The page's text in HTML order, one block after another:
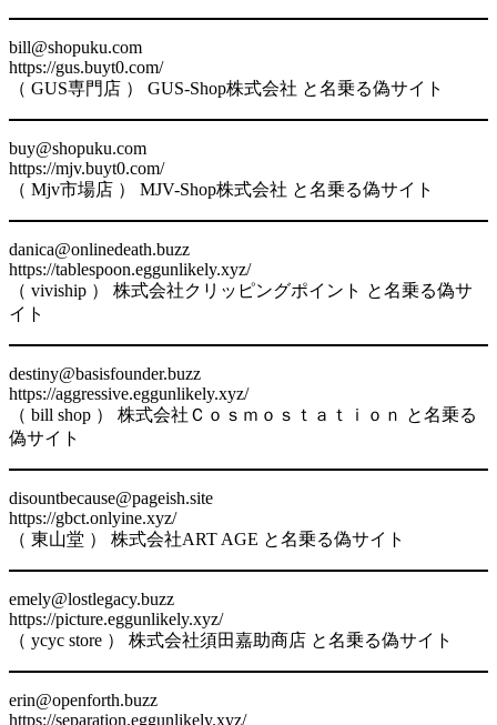
bill@shopuku.com
https://gus.buyt0.com/
（ GUS専門店 ） GUS-Shop株式会社 と名乗る偽サイト
buy@shopuku.com
https://mjv.buyt0.com/
（ Mjv市場店 ） MJV-Shop株式会社 と名乗る偽サイト
danica@onlinedeath.buzz
https://tablespoon.eggunlikely.xyz/
（ viviship ） 株式会社クリッピングポイント と名乗る偽サ
イト
destiny@basisfounder.buzz
https://aggressive.eggunlikely.xyz/
（ bill shop ） 株式会社Ｃｏｓｍｏｓｔａｔｉｏｎ と名乗る
偽サイト
disountbecause@pageish.site
https://gbct.onlyine.xyz/
（ 東山堂 ） 株式会社ART AGE と名乗る偽サイト
emely@lostlegacy.buzz
https://picture.eggunlikely.xyz/
（ ycyc store ） 株式会社須田嘉助商店 と名乗る偽サイト
erin@openforth.buzz
https://separation.eggunlikely.xyz/